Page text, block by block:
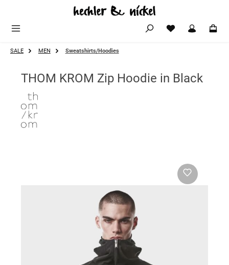
Zum Hauptinhalt springen
SALE MEN Sweatshirts/Hoodies
THOM KROM Zip Hoodie in Black